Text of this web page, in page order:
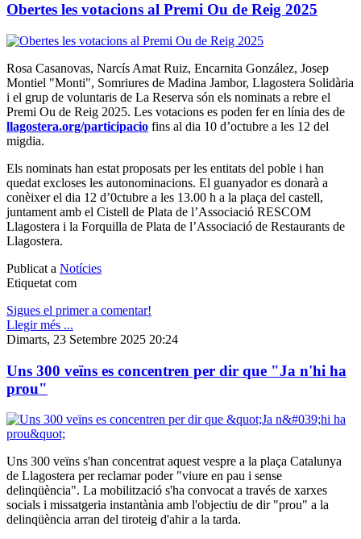
Obertes les votacions al Premi Ou de Reig 2025
Rosa Casanovas, Narcís Amat Ruiz, Encarnita González, Josep
Montiel "Monti", Somriures de Madina Jambor, Llagostera Solidària
i el grup de voluntaris de La Reserva són els nominats a rebre el
Premi Ou de Reig 2025. Les votacions es poden fer en línia des de
llagostera.org/participacio fins al dia 10 d’octubre a les 12 del
migdia.
Els nominats han estat proposats per les entitats del poble i han
quedat excloses les autonominacions. El guanyador es donarà a
conèixer el dia 12 d’0ctubre a les 13.00 h a la plaça del castell,
juntament amb el Cistell de Plata de l’Associació RESCOM
Llagostera i la Forquilla de Plata de l’Associació de Restaurants de
Llagostera.
Publicat a Notícies
Etiquetat com
Sigues el primer a comentar!
Llegir més ...
Dimarts, 23 Setembre 2025 20:24
Uns 300 veïns es concentren per dir que "Ja n'hi ha
prou"
Uns 300 veïns s'han concentrat aquest vespre a la plaça Catalunya
de Llagostera per reclamar poder "viure en pau i sense
delinqüència". La mobilització s'ha convocat a través de xarxes
socials i missatgeria instantània amb l'objectiu de dir "prou" a la
delinqüència arran del tiroteig d'ahir a la tarda.